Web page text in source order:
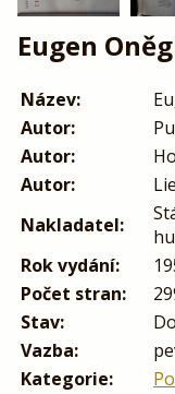
Eugen
Název:
Autor:
Autor:
Autor:
Nakladatel:
Rok vydání:
Počet stran:
Stav:
Vazba:
Kategorie: